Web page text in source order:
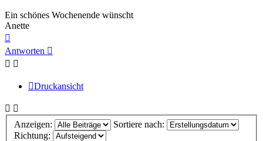
Ein schönes Wochenende wünscht
Anette
oben
Antworten
Druckansicht
Anzeigen:
Sortiere nach:
Richtung: